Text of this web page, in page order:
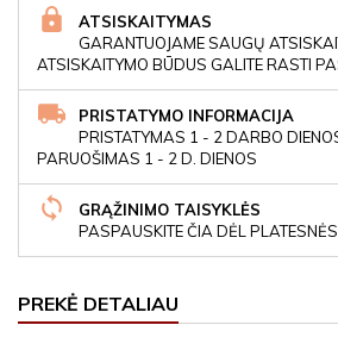
ATSISKAITYMAS
GARANTUOJAME SAUGŲ
ATSISKAITYMO BŪDUS GALITE RASTI
PRISTATYMO INFORMACIJA
PRISTATYMAS 1 - 2 DARBO
PARUOŠIMAS 1 - 2 D. DIENOS
GRĄŽINIMO TAISYKLĖS
PASPAUSKITE ČIA DĖL
PREKĖ DETALIAU